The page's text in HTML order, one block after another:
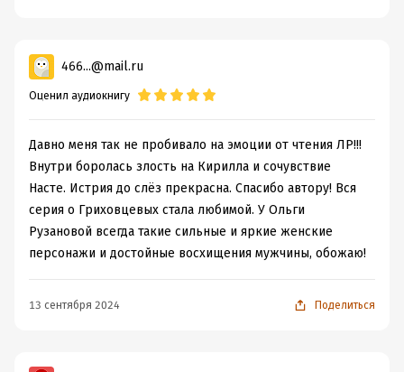
466...@mail.ru
Оценил аудиокнигу
Давно меня так не пробивало на эмоции от чтения ЛР!!!
Внутри боролась злость на Кирилла и сочувствие
Насте. Истрия до слёз прекрасна. Спасибо автору! Вся
серия о Гриховцевых стала любимой. У Ольги
Рузановой всегда такие сильные и яркие женские
персонажи и достойные восхищения мужчины, обожаю!
13 сентября 2024 Поделиться